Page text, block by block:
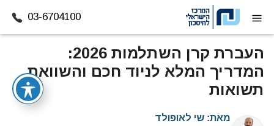
דלג לתוכן
03-6704100
העברת קרן השתלמות 2026:
המדריך המלא לניוד חכם והשוואת
תשואות
מאת: שי לאופולד